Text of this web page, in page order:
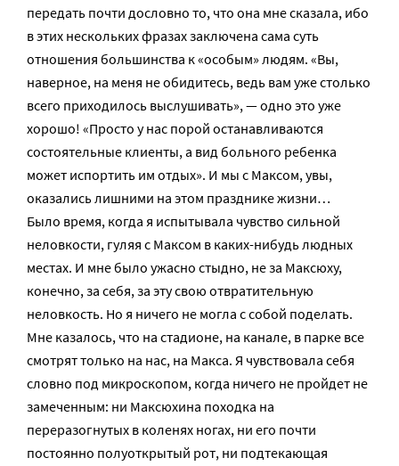
передать почти дословно то, что она мне сказала, ибо
в этих нескольких фразах заключена сама суть
отношения большинства к «особым» людям. «Вы,
наверное, на меня не обидитесь, ведь вам уже столько
всего приходилось выслушивать», — одно это уже
хорошо! «Просто у нас порой останавливаются
состоятельные клиенты, а вид больного ребенка
может испортить им отдых». И мы с Максом, увы,
оказались лишними на этом празднике жизни…
Было время, когда я испытывала чувство сильной
неловкости, гуляя с Максом в каких-нибудь людных
местах. И мне было ужасно стыдно, не за Максюху,
конечно, за себя, за эту свою отвратительную
неловкость. Но я ничего не могла с собой поделать.
Мне казалось, что на стадионе, на канале, в парке все
смотрят только на нас, на Макса. Я чувствовала себя
словно под микроскопом, когда ничего не пройдет не
замеченным: ни Максюхина походка на
переразогнутых в коленях ногах, ни его почти
постоянно полуоткрытый рот, ни подтекающая